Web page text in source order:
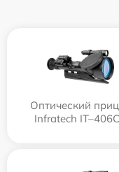
Оптический
Infratech